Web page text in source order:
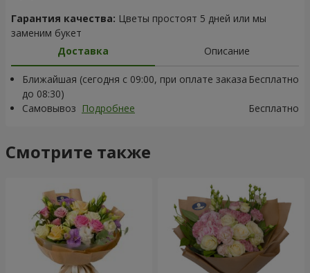
Гарантия качества: Цветы простоят 5 дней или мы
заменим букет
Доставка
Описание
Ближайшая (сегодня с 09:00, при оплате заказа
до 08:30)
Бесплатно
Самовывоз Подробнее Бесплатно
Смотрите также